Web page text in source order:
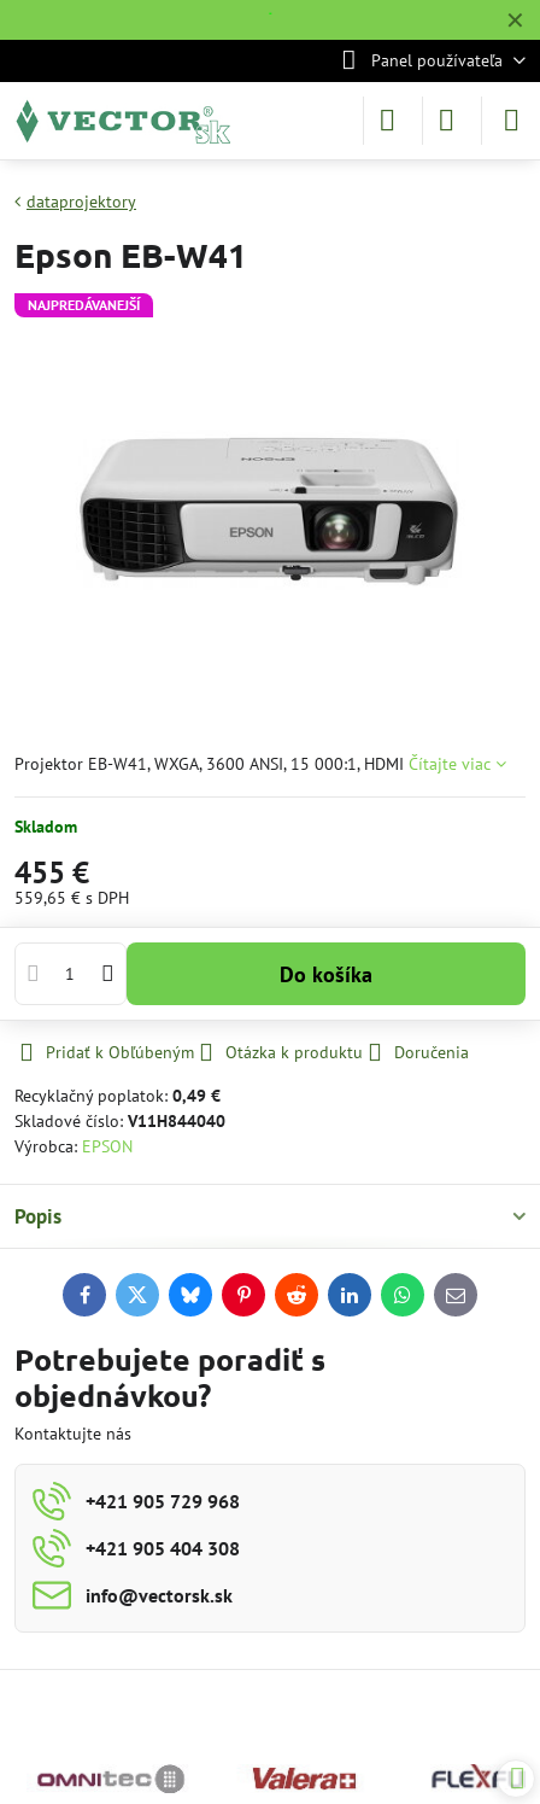
✕
˙
Panel používateľa
NAJPREDÁVANEJŠÍ
dataprojektory
Epson EB-W41
Projektor EB-W41, WXGA, 3600 ANSI, 15 000:1, HDMI Čítajte viac
Skladom
455 €
559,65 € s DPH
Do košíka
Pridať k Obľúbeným Otázka k produktu
Doručenia
Recyklačný poplatok: 0,49 €
Skladové číslo: V11H844040
Výrobca: EPSON
Popis
FacebookTwitterBlueskyPinterestReddit LinkedInWhatsApp
E-
mail
Potrebujete poradiť s
objednávkou?
Kontaktujte nás
+421 905 729 968
+421 905 404 308
info​@vectorsk​.sk